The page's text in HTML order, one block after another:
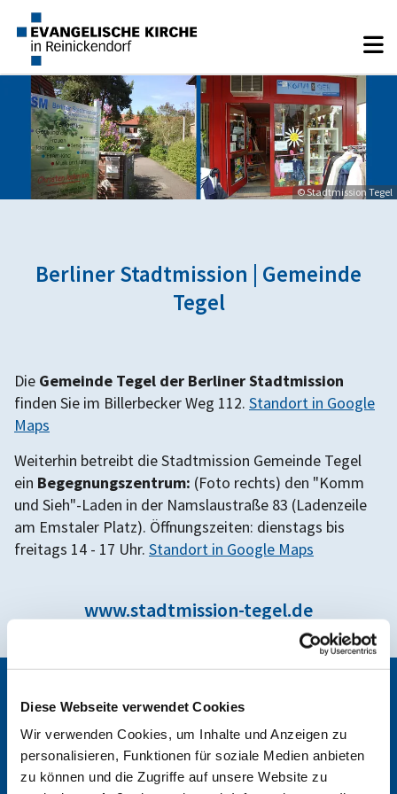
Diese Webseite verwendet Cookies
Wir verwenden Cookies, um Inhalte und Anzeigen zu
personalisieren, Funktionen für soziale Medien anbieten
zu können und die Zugriffe auf unsere Website zu
© Stadtmission Tegel
Berliner Stadtmission | Gemeinde
Tegel
Die Gemeinde Tegel der Berliner Stadtmission
finden Sie im Billerbecker Weg 112. Standort in Google
Maps
Weiterhin betreibt die Stadtmission Gemeinde Tegel
ein Begegnungszentrum: (Foto rechts) den "Komm
und Sieh"-Laden in der Namslaustraße 83 (Ladenzeile
am Emstaler Platz). Öffnungszeiten: dienstags bis
freitags 14 - 17 Uhr. Standort in Google Maps
www.stadtmission-tegel.de
Kontakte Stadtmission Tegel